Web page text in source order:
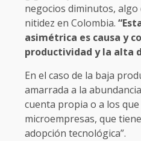
negocios diminutos,
nitidez en Colombia.
asimétrica es causa y
productividad y la alta
En el caso de la baja
amarrada a la
cuenta propia o a los
microempresas, que
adopción tecnológica”.